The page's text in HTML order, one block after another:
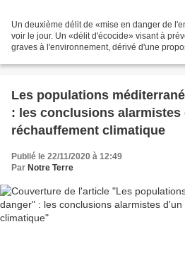
Un deuxième délit de «mise en danger de
voir le jour. Un «délit d'écocide» visant à
graves à l'environnement, dérivé d'une
Les populations
: les conclusions
réchauffement climatique
Publié le 22/11/2020 à 12:49
Par Notre Terre